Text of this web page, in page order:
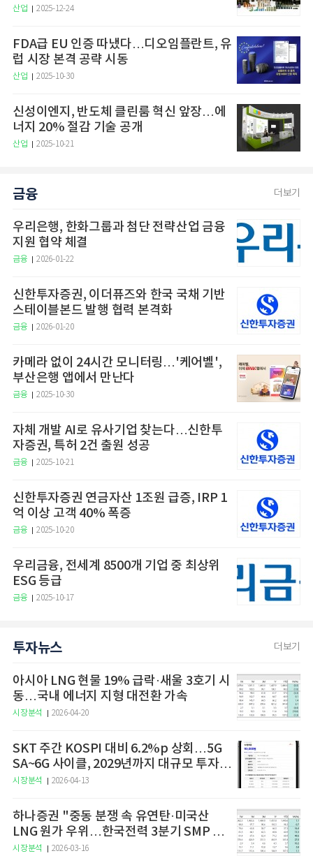
산업 2025-12-24
FDA급 EU 인증 따냈다…디오임플란트, 유
럽 시장 본격 공략 시동
산업 2025-10-30
신성이엔지, 반도체 클린룸 혁신 앞장…에
너지 20% 절감 기술 공개
산업 2025-10-21
금융 더보기
우리은행, 한화그룹과 첨단 전략산업 금융
지원 협약 체결
금융 2026-01-22
신한투자증권, 이더퓨즈와 한국 국채 기반
스테이블본드 발행 협력 본격화
금융 2026-01-20
카메라 없이 24시간 모니터링…'케어벨',
부산은행 앱에서 만난다
금융 2025-10-30
자체 개발 AI로 유사기업 찾는다…신한투
자증권, 특허 2건 출원 성공
금융 2025-10-21
신한투자증권 연금자산 1조원 급증, IRP 1
억 이상 고객 40% 폭증
금융 2025-10-20
우리금융, 전세계 8500개 기업 중 최상위
ESG 등급
금융 2025-10-17
투자뉴스 더보기
아시아 LNG 현물 19% 급락·새울 3호기 시
동…국내 에너지 지형 대전환 가속
시장분석 2026-04-20
SKT 주간 KOSPI 대비 6.2%p 상회…5G
SA~6G 사이클, 2029년까지 대규모 투자
예고
시장분석 2026-04-13
하나증권 "중동 분쟁 속 유연탄·미국산
LNG 원가 우위…한국전력 3분기 SMP 상
승 전망"
시장분석 2026-03-16